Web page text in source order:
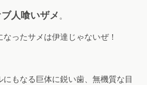
人喰いザメ 。
ったサメは伊達じゃないぜ！
もなる巨体に鋭い歯、無機質な目